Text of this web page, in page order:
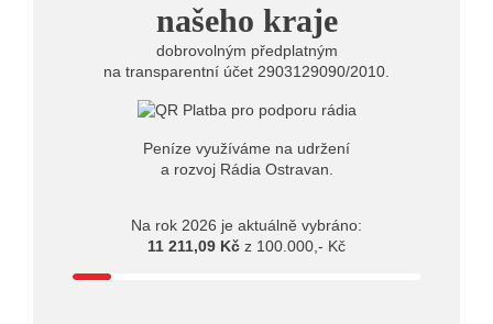
nabídne Krhuta i Beatlesnašeho kraje
dobrovolným předplatným
na transparentní účet 2903129090/2010.
Peníze využíváme na udržení
a rozvoj Rádia Ostravan.
Na rok 2026 je aktuálně vybráno:
11 211,09 Kč z 100.000,- Kč